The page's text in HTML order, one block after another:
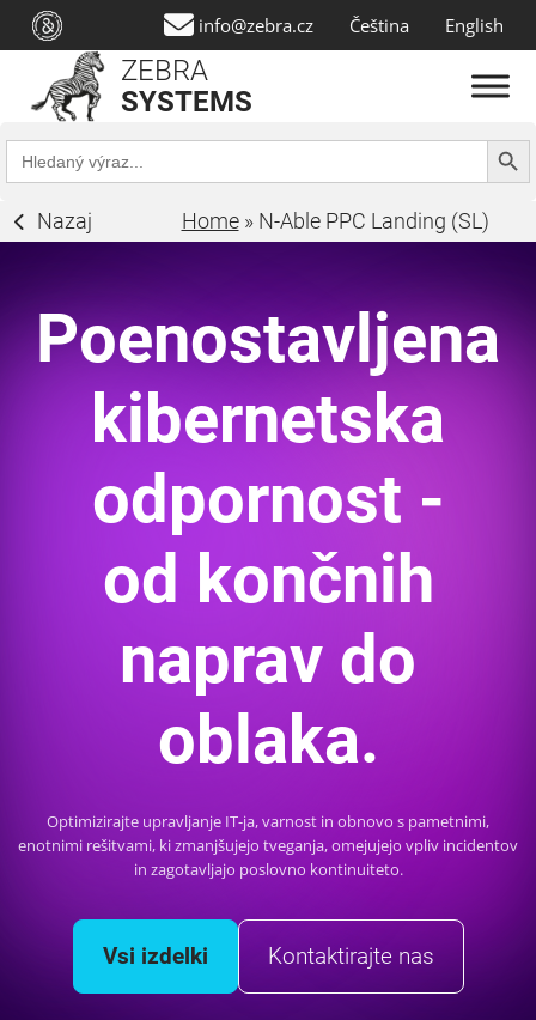
info@zebra.cz Čeština English
ZEBRA
SYSTEMS
Search
for:
Search
Nazaj Home» N-Able PPC Landing (SL)
Poenostavljena
kibernetska
odpornost -
od končnih
naprav do
oblaka.
Optimizirajte upravljanje IT-ja, varnost in obnovo s pametnimi,
enotnimi rešitvami, ki zmanjšujejo tveganja, omejujejo vpliv incidentov
in zagotavljajo poslovno kontinuiteto.
Vsi izdelki Kontaktirajte nas